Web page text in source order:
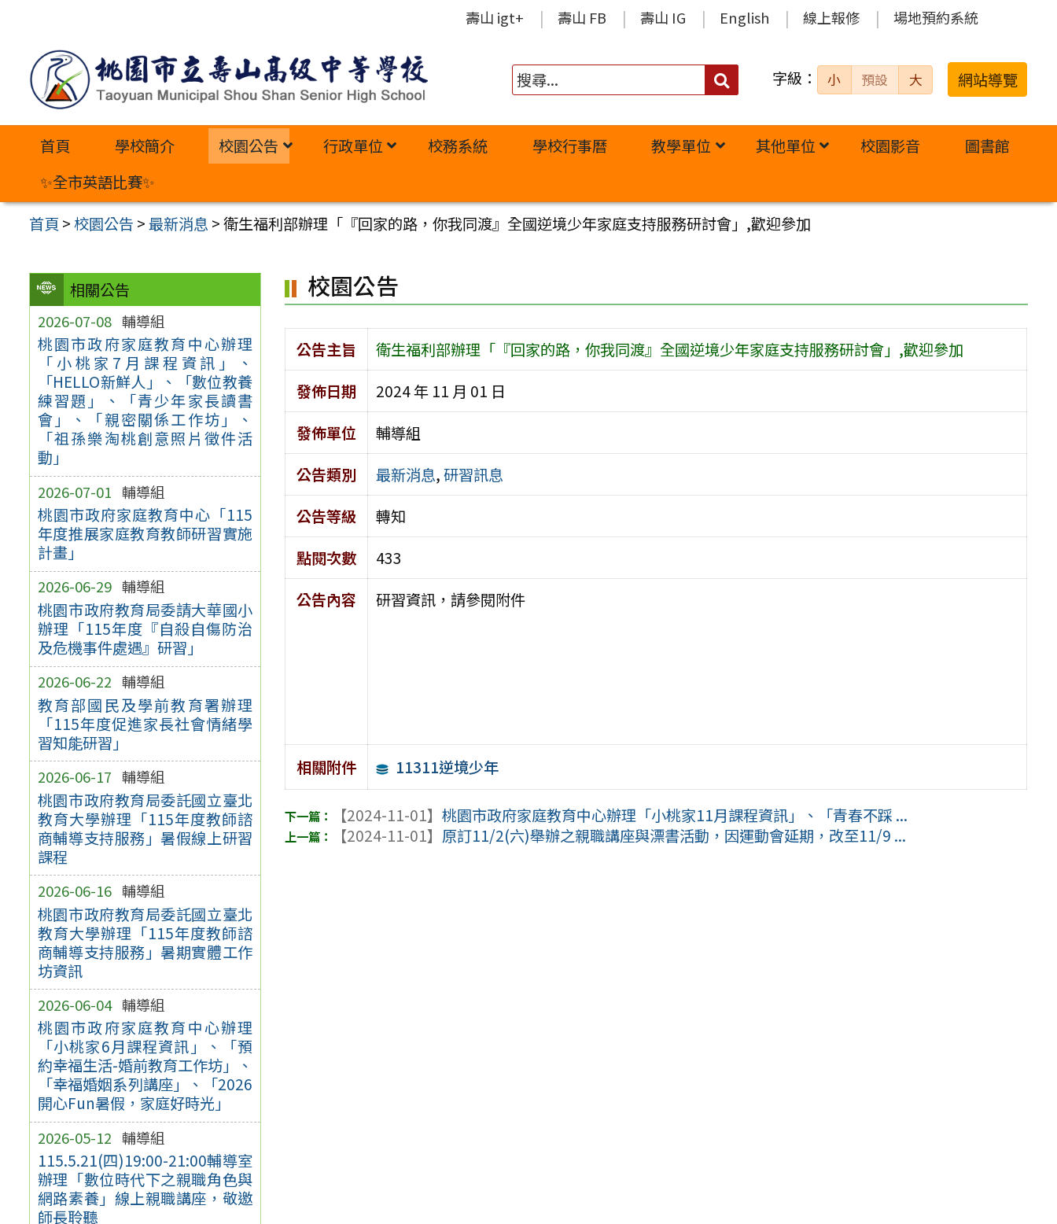
內
壽山 igt+ 壽山 FB 壽山 IG English 線上報修 場地預約系統
搜
字級： 小 預設 大 網站導覽
首頁 學校簡介 校園公告 行政單位 校務系統 學校行事曆 教學單位 其他單位 校園影音
圖書館
✨全市英語比賽✨
首頁 >校園公告 >最新消息 >衛生福利部辦理「『回家的路，你我同渡』全國逆境少年家庭支持服務研討會」,歡迎參加
相關公告
2026-07-08 輔導組
桃園市政府家庭教育中心辦理
「小桃家7月課程資訊」、
「HELLO新鮮人」、「數位教養
練習題」、「青少年家長讀書
會」、「親密關係工作坊」、
「祖孫樂淘桃創意照片徵件活
動」
2026-07-01 輔導組
桃園市政府家庭教育中心「115
年度推展家庭教育教師研習實施
計畫」
2026-06-29 輔導組
桃園市政府教育局委請大華國小
辦理「115年度『自殺自傷防治
及危機事件處遇』研習」
2026-06-22 輔導組
教育部國民及學前教育署辦理
「115年度促進家長社會情緒學
習知能研習」
2026-06-17 輔導組
桃園市政府教育局委託國立臺北
教育大學辦理「115年度教師諮
商輔導支持服務」暑假線上研習
課程
2026-06-16 輔導組
桃園市政府教育局委託國立臺北
教育大學辦理「115年度教師諮
商輔導支持服務」暑期實體工作
坊資訊
2026-06-04 輔導組
桃園市政府家庭教育中心辦理
「小桃家6月課程資訊」、「預
約幸福生活-婚前教育工作坊」、
「幸福婚姻系列講座」、「2026
開心Fun暑假，家庭好時光」
2026-05-12 輔導組
115.5.21(四)19:00-21:00輔導室
辦理「數位時代下之親職角色與
網路素養」線上親職講座，敬邀
師長聆聽
校園公告
公告主旨
衛生福利部辦理「『回家的路，你我同渡』全國逆境少年家庭支持服務研討會」,歡迎參加
發佈日期
2024 年 11 月 01 日
發佈單位
輔導組
公告類別
最新消息,研習訊息
公告等級
轉知
點閱次數
433
公告內容
研習資訊，請參閱附件
相關附件 11311逆境少年
【2024-11-01】桃園市政府家庭教育中心辦理「小桃家11月課程資訊」、「青春不踩 ...
【2024-11-01】 原訂11/2(六)舉辦之親職講座與漂書活動，因運動會延期，改至11/9 ...